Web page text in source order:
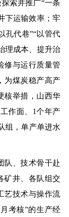
索并推广“一条
下运输效率；牢
孔代巷”“以管代
理成本、提升治
修与运行质量管
为煤炭稳产高产
核举措，山西华
作面、1个年产
组，单产单进水
、技术骨干赴
矿井、各队组交
艺技术与操作流
考核”的生产经